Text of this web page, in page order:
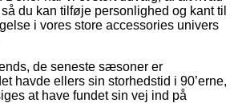
du kan tilføje personlighed og kant til
i vores store accessories univers
de seneste sæsoner er
havde ellers sin storhedstid i 90’erne,
at have fundet sin vej ind på